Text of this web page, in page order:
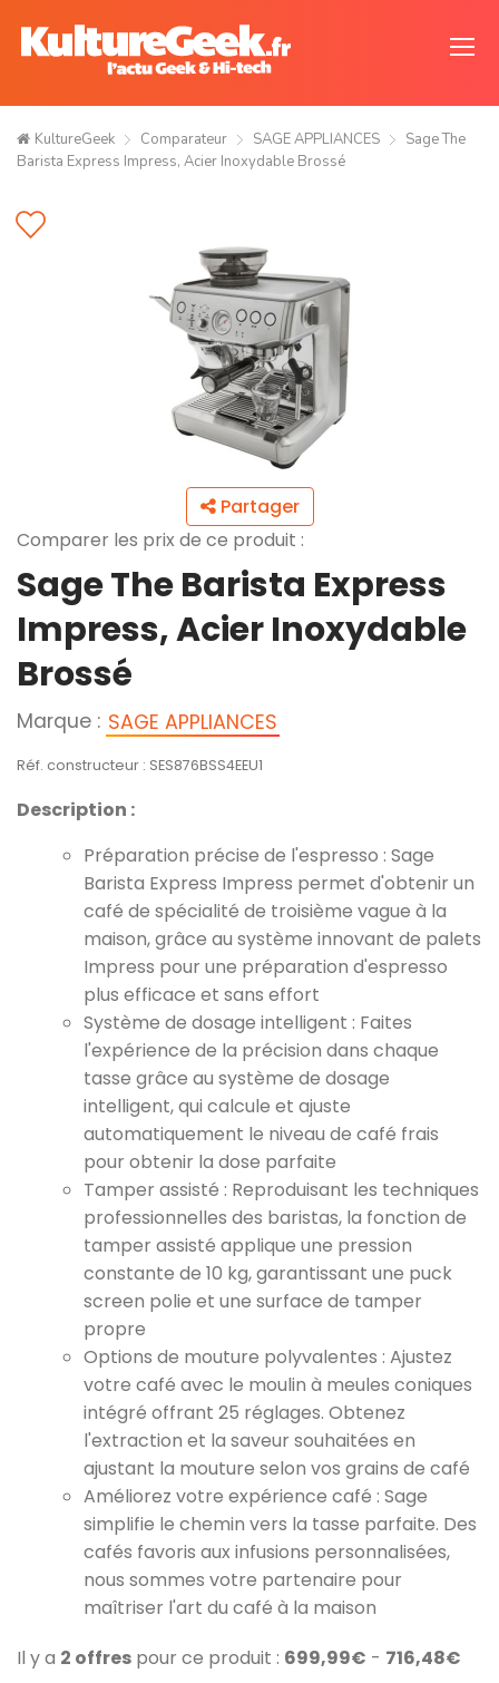
KultureGeek Comparateur SAGE APPLIANCES
Sage The
Barista Express Impress, Acier Inoxydable Brossé
Partager
Comparer les prix de ce produit :
Sage The Barista Express
Impress, Acier Inoxydable
Brossé
Marque : SAGE APPLIANCES
Réf. constructeur : SES876BSS4EEU1
Description :
Préparation précise de l'espresso : Sage
Barista Express Impress permet d'obtenir un
café de spécialité de troisième vague à la
maison, grâce au système innovant de palets
Impress pour une préparation d'espresso
plus efficace et sans effort
Système de dosage intelligent : Faites
l'expérience de la précision dans chaque
tasse grâce au système de dosage
intelligent, qui calcule et ajuste
automatiquement le niveau de café frais
pour obtenir la dose parfaite
Tamper assisté : Reproduisant les techniques
professionnelles des baristas, la fonction de
tamper assisté applique une pression
constante de 10 kg, garantissant une puck
screen polie et une surface de tamper
propre
Options de mouture polyvalentes : Ajustez
votre café avec le moulin à meules coniques
intégré offrant 25 réglages. Obtenez
l'extraction et la saveur souhaitées en
ajustant la mouture selon vos grains de café
Améliorez votre expérience café : Sage
simplifie le chemin vers la tasse parfaite. Des
cafés favoris aux infusions personnalisées,
nous sommes votre partenaire pour
maîtriser l'art du café à la maison
Il y a 2 offres pour ce produit : 699,99€ - 716,48€